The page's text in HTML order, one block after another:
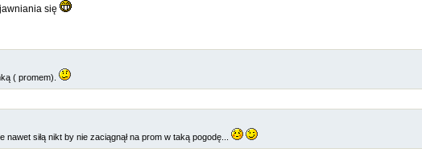
się
( promem).
nawet siłą nikt by nie zaciągnął na prom w taką pogodę...